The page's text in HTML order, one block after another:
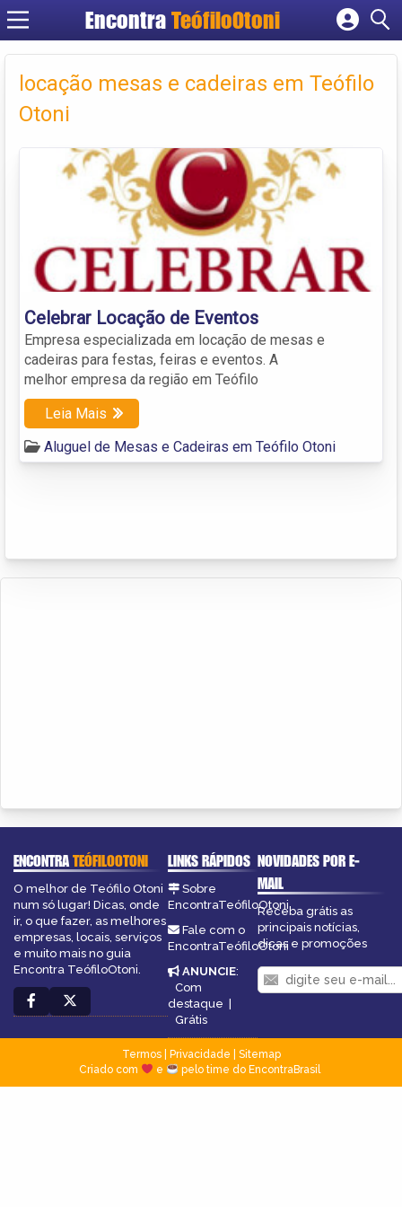
Encontra TeófiloOtoni
Cadastrar empresa
Criar conta
locação mesas e cadeiras em Teófilo
Otoni
Celebrar Locação de Eventos
Empresa especializada em locação de mesas e
cadeiras para festas, feiras e eventos. A
melhor empresa da região em Teófilo
Leia Mais
Aluguel de Mesas e Cadeiras em Teófilo Otoni
ENCONTRATEÓFILOOTONI
O melhor de Teófilo Otoni
num só lugar! Dicas, onde
ir, o que fazer, as melhores
empresas, locais, serviços
e muito mais no guia
Encontra TeófiloOtoni.
LINKS RÁPIDOS
Sobre
EncontraTeófiloOtoni
Fale com o
EncontraTeófiloOtoni
ANUNCIE:
Com
destaque |
Grátis
NOVIDADES POR E-
MAIL
Receba grátis as
principais notícias,
dicas e promoções
Termos| Privacidade
Sitemap
Criado com
e pelo time do EncontraBrasil